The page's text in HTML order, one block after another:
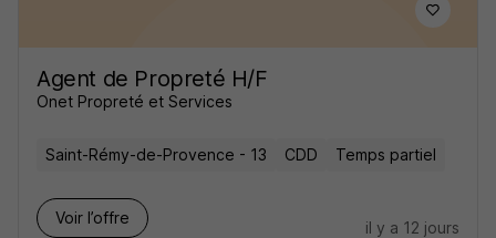
Agent de Propreté H/F
Onet Propreté et Services
Saint-Rémy-de-Provence - 13 CDD Temps partiel
Voir l’offre
il y a 12 jours